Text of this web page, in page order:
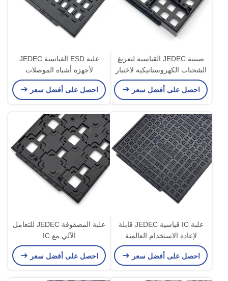
صينية JEDEC القياسية لتفريغ
الشحنات الكهروستاتيكية لاختبار
أشباه الموصلات والفحص
ومراقبة الجودة
احصل على أفضل سعر
علبة ESD القياسية JEDEC
لأجهزة أشباه الموصلات
احصل على أفضل سعر
علبة IC قياسية JEDEC قابلة
لإعادة الاستخدام العالمية
للتخزين والشحن
احصل على أفضل سعر
علبة المصفوفة JEDEC للتعامل
الآلي مع IC
احصل على أفضل سعر